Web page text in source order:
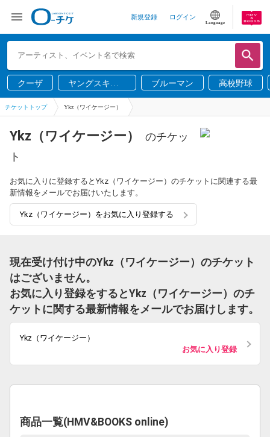
新規登録 ログイン
Language
クーザ
ヤングスキニ
ー
ブルーマン 高校野球
チケットトップ Ykz（ワイケージー）
Ykz（ワイケージー）
のチケッ
ト
お気に入りに登録するとYkz（ワイケージー）のチケットに関連する最
新情報をメールでお届けいたします。
Ykz（ワイケージー）をお気に入り登録する
現在受け付け中のYkz（ワイケージー）のチケット
はございません。
お気に入り登録をするとYkz（ワイケージー）のチ
ケットに関する最新情報をメールでお届けします。
Ykz（ワイケージー）
お気に入り登録
商品一覧(HMV&BOOKS online)